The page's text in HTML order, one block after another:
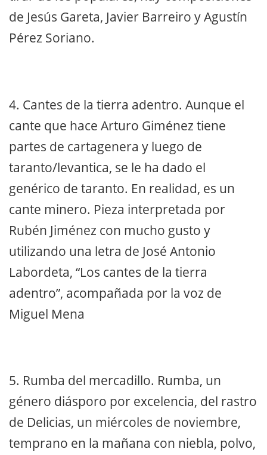
de Jesús Gareta, Javier Barreiro y Agustín
Pérez Soriano.
4. Cantes de la tierra adentro. Aunque el
cante que hace Arturo Giménez tiene
partes de cartagenera y luego de
taranto/levantica, se le ha dado el
genérico de taranto. En realidad, es un
cante minero. Pieza interpretada por
Rubén Jiménez con mucho gusto y
utilizando una letra de José Antonio
Labordeta, “Los cantes de la tierra
adentro”, acompañada por la voz de
Miguel Mena
5. Rumba del mercadillo. Rumba, un
género diásporo por excelencia, del rastro
de Delicias, un miércoles de noviembre,
temprano en la mañana con niebla, polvo,